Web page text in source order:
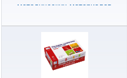
методических материалов